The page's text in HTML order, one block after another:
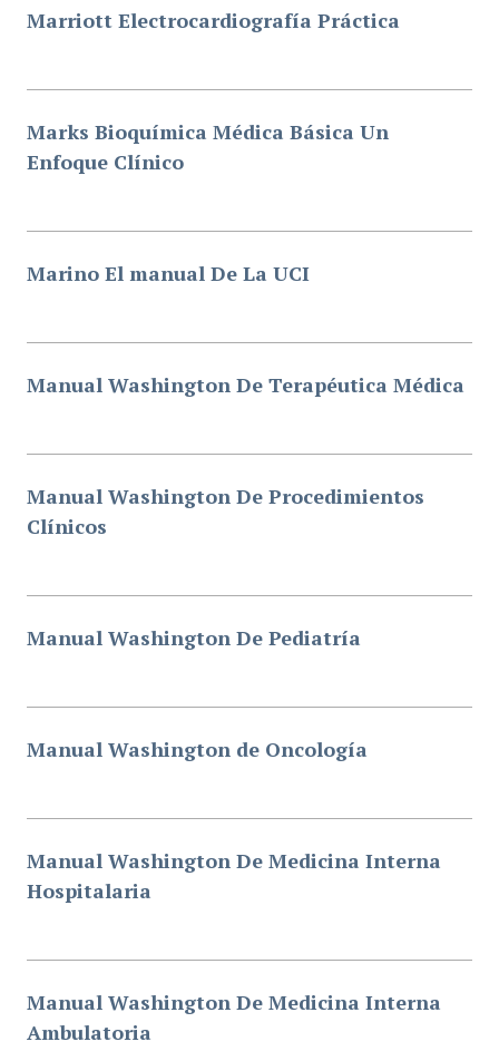
Marriott Electrocardiografía Práctica
Marks Bioquímica Médica Básica Un
Enfoque Clínico
Marino El manual De La UCI
Manual Washington De Terapéutica Médica
Manual Washington De Procedimientos
Clínicos
Manual Washington De Pediatría
Manual Washington de Oncología
Manual Washington De Medicina Interna
Hospitalaria
Manual Washington De Medicina Interna
Ambulatoria